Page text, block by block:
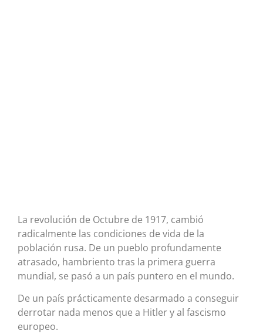
La revolución de Octubre de 1917, cambió
radicalmente las condiciones de vida de la
población rusa. De un pueblo profundamente
atrasado, hambriento tras la primera guerra
mundial, se pasó a un país puntero en el mundo.
De un país prácticamente desarmado a conseguir
derrotar nada menos que a Hitler y al fascismo
europeo.